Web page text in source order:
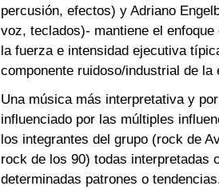
percusión, efectos) y Adriano
voz, teclados)- mantiene el
la fuerza e intensidad ejecutiva
componente ruidoso/industrial de la
Una música más interpretativa y
influenciado por las múltiples
los integrantes del grupo (rock de
rock de los 90) todas interpretadas
determinadas patrones o